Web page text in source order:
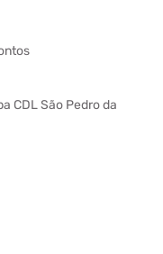
CDL São Pedro da